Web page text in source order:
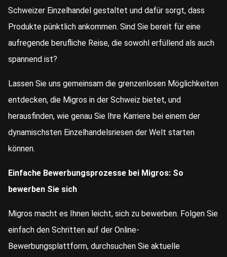
Schweizer Einzelhandel gestaltet und dafür sorgt, dass
Produkte pünktlich ankommen. Sind Sie bereit für eine
aufregende berufliche Reise, die sowohl erfüllend als auch
spannend ist?
Lassen Sie uns gemeinsam die grenzenlosen Möglichkeiten
entdecken, die Migros in der Schweiz bietet, und
herausfinden, wie genau Sie Ihre Karriere bei einem der
dynamischsten Einzelhandelsriesen der Welt starten
können.
Einfache Bewerbungsprozesse bei Migros: So
bewerben Sie sich
Migros macht es Ihnen leicht, sich zu bewerben. Folgen Sie
einfach den Schritten auf der Online-
Bewerbungsplattform, durchsuchen Sie aktuelle